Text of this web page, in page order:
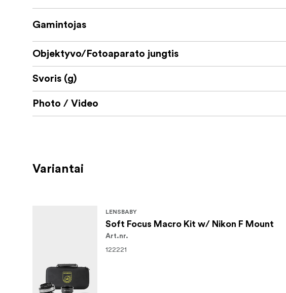
Gamintojas
Objektyvo/Fotoaparato jungtis
Svoris (g)
Photo / Video
Variantai
LENSBABY
Soft Focus Macro Kit w/ Nikon F Mount
Art.nr.
122221